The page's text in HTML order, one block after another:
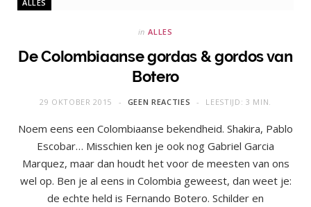
ALLES
in ALLES
De Colombiaanse gordas & gordos van
Botero
29 OKTOBER 2015 GEEN REACTIES LEESTIJD: 3 MIN.
Noem eens een Colombiaanse bekendheid. Shakira, Pablo
Escobar… Misschien ken je ook nog Gabriel Garcia
Marquez, maar dan houdt het voor de meesten van ons
wel op. Ben je al eens in Colombia geweest, dan weet je:
de echte held is Fernando Botero. Schilder en